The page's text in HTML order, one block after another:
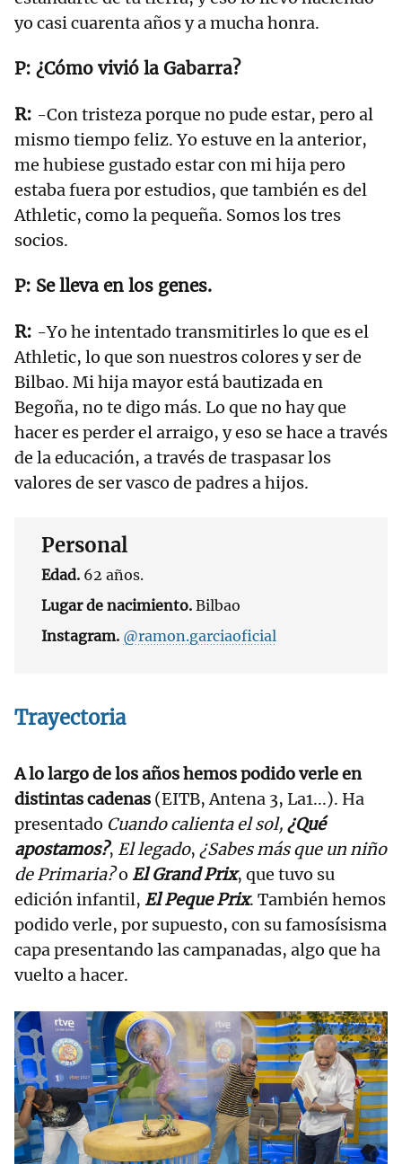
yo casi cuarenta años y a mucha honra.
¿Cómo vivió la Gabarra?
-Con tristeza porque no pude estar, pero al
mismo tiempo feliz. Yo estuve en la anterior,
me hubiese gustado estar con mi hija pero
estaba fuera por estudios, que también es del
Athletic, como la pequeña. Somos los tres
socios.
Se lleva en los genes.
-Yo he intentado transmitirles lo que es el
Athletic, lo que son nuestros colores y ser de
Bilbao. Mi hija mayor está bautizada en
Begoña, no te digo más. Lo que no hay que
hacer es perder el arraigo, y eso se hace a través
de la educación, a través de traspasar los
valores de ser vasco de padres a hijos.
Personal
Edad. 62 años.
Lugar de nacimiento. Bilbao
Instagram. @ramon.garciaoficial
Trayectoria
A lo largo de los años hemos podido verle en
distintas cadenas (EITB, Antena 3, La1...). Ha
presentado Cuando calienta el sol, ¿Qué
apostamos?, El legado, ¿Sabes más que un niño
de Primaria?o El Grand Prix, que tuvo su
edición infantil, El Peque Prix. También hemos
podido verle, por supuesto, con su famosísisma
capa presentando las campanadas, algo que ha
vuelto a hacer.